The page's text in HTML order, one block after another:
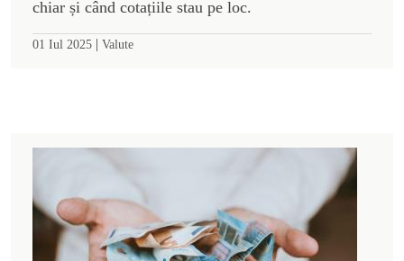
chiar și când cotațiile stau pe loc.
01 Iul 2025 | Valute